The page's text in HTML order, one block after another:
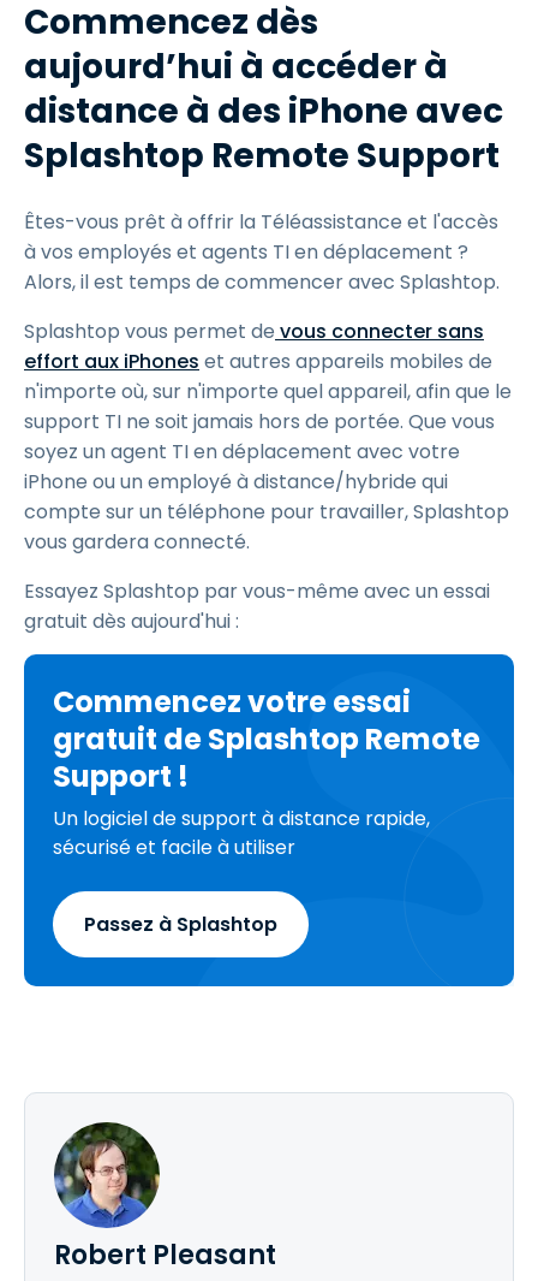
Commencez dès
aujourd’hui à accéder à
distance à des iPhone avec
Splashtop Remote Support
Êtes-vous prêt à offrir la Téléassistance et l'accès
à vos employés et agents TI en déplacement ?
Alors, il est temps de commencer avec Splashtop.
Splashtop vous permet de vous connecter sans
effort aux iPhones et autres appareils mobiles de
n'importe où, sur n'importe quel appareil, afin que le
support TI ne soit jamais hors de portée. Que vous
soyez un agent TI en déplacement avec votre
iPhone ou un employé à distance/hybride qui
compte sur un téléphone pour travailler, Splashtop
vous gardera connecté.
Essayez Splashtop par vous-même avec un essai
gratuit dès aujourd'hui :
Commencez votre essai
gratuit de Splashtop Remote
Support !
Un logiciel de support à distance rapide,
sécurisé et facile à utiliser
Passez à Splashtop
Robert Pleasant